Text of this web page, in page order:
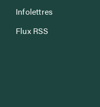
Infolettres
Flux RSS